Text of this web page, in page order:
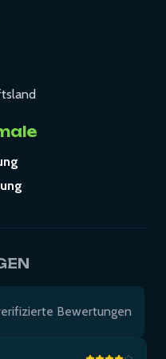
Bewertungen